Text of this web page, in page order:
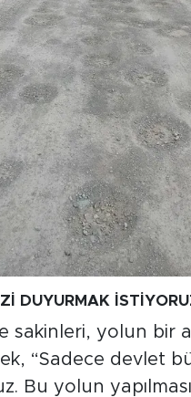
DUYURMAK
sakinleri, yolun bir
“Sadece devlet
Bu yolun